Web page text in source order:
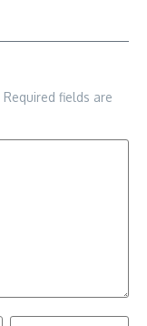
Required fields are